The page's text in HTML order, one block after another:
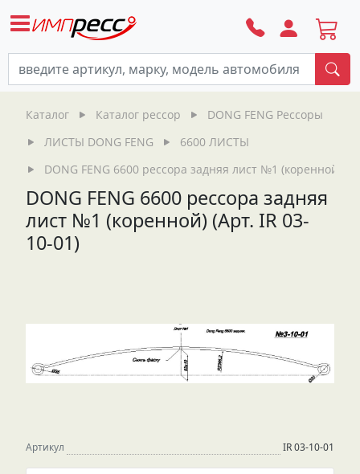
Каталог Каталог рессор
DONG FENG Рессоры
ЛИСТЫ DONG FENG
6600 ЛИСТЫ
DONG FENG 6600 рессора задняя лист №1 (коренной)
DONG FENG 6600 рессора задняя
лист №1 (коренной) (Арт. IR 03-
10-01)
Артикул IR 03-10-01